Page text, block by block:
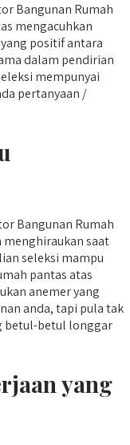
Bangunan Rumah
mengacuhkan
positif antara
dalam pendirian
mempunyai
pertanyaan /
Bangunan Rumah
menghiraukan saat
seleksi mampu
pantas atas
anemer yang
anda, tapi pula tak
betul-betul longgar
yang